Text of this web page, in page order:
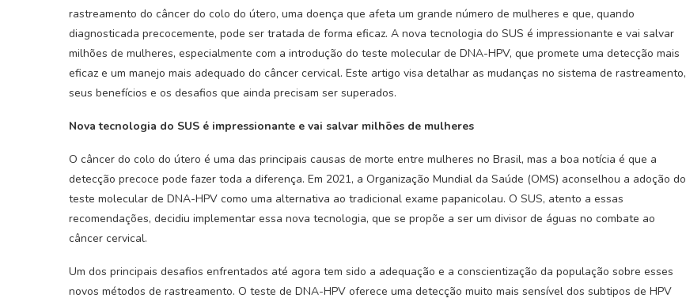
rastreamento do câncer do colo do útero, uma doença que afeta um grande número de mulheres e que, quando
diagnosticada precocemente, pode ser tratada de forma eficaz. A nova tecnologia do SUS é impressionante e vai salvar
milhões de mulheres, especialmente com a introdução do teste molecular de DNA-HPV, que promete uma detecção mais
eficaz e um manejo mais adequado do câncer cervical. Este artigo visa detalhar as mudanças no sistema de rastreamento,
seus benefícios e os desafios que ainda precisam ser superados.
Nova tecnologia do SUS é impressionante e vai salvar milhões de mulheres
O câncer do colo do útero é uma das principais causas de morte entre mulheres no Brasil, mas a boa notícia é que a
detecção precoce pode fazer toda a diferença. Em 2021, a Organização Mundial da Saúde (OMS) aconselhou a adoção do
teste molecular de DNA-HPV como uma alternativa ao tradicional exame papanicolau. O SUS, atento a essas
recomendações, decidiu implementar essa nova tecnologia, que se propõe a ser um divisor de águas no combate ao
câncer cervical.
Um dos principais desafios enfrentados até agora tem sido a adequação e a conscientização da população sobre esses
novos métodos de rastreamento. O teste de DNA-HPV oferece uma detecção muito mais sensível dos subtipos de HPV